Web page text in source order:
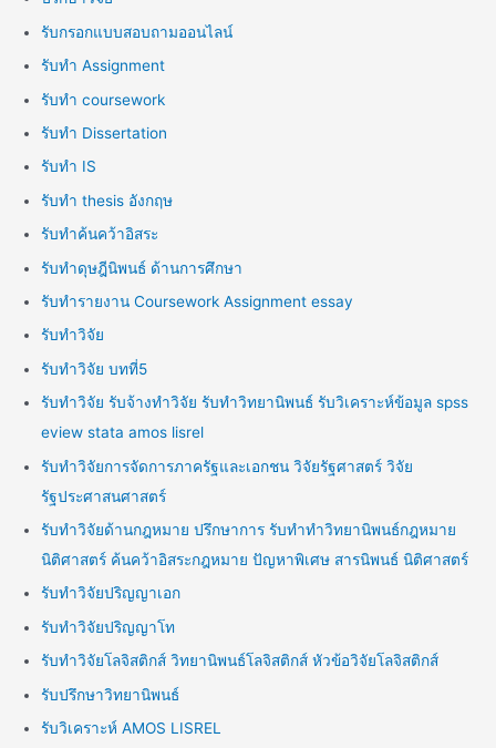
รับกรอกแบบสอบถามออนไลน์
รับทำ Assignment
รับทำ coursework
รับทำ Dissertation
รับทำ IS
รับทำ thesis อังกฤษ
รับทำค้นคว้าอิสระ
รับทำดุษฎีนิพนธ์ ด้านการศึกษา
รับทำรายงาน Coursework Assignment essay
รับทำวิจัย
รับทำวิจัย บทที่5
รับทำวิจัย รับจ้างทำวิจัย รับทำวิทยานิพนธ์ รับวิเคราะห์ข้อมูล spss
eview stata amos lisrel
รับทำวิจัยการจัดการภาครัฐและเอกชน วิจัยรัฐศาสตร์ วิจัย
รัฐประศาสนศาสตร์
รับทำวิจัยด้านกฎหมาย ปรึกษาการ รับทำทำวิทยานิพนธ์กฎหมาย
นิติศาสตร์ ค้นคว้าอิสระกฎหมาย ปัญหาพิเศษ สารนิพนธ์ นิติศาสตร์
รับทำวิจัยปริญญาเอก
รับทำวิจัยปริญญาโท
รับทำวิจัยโลจิสติกส์ วิทยานิพนธ์โลจิสติกส์ หัวข้อวิจัยโลจิสติกส์
รับปรึกษาวิทยานิพนธ์
รับวิเคราะห์ AMOS LISREL